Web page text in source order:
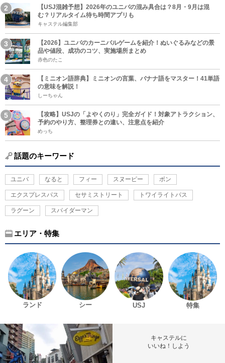
【USJ混雑予想】2026年のユニバの混み具合は？8月・9月は混
む？リアルタイム待ち時間アプリも
キャステル編集部
【2026】ユニバのカーニバルゲームを紹介！ぬいぐるみなどの景
品や値段、成功のコツ、実施場所まとめ
赤色のたこ
【ミニオン語辞典】ミニオンの言葉、バナナ語をマスター！41単語
の意味を解説！
しーちゃん
【攻略】USJの「よやくのり」完全ガイド！対象アトラクション、
予約のやり方、整理券との違い、注意点を紹介
めっち
話題のキーワード
ユニバ なると フィー スヌーピー ボン
エクスプレスパス セサミストリート トワイライトパス
ラグーン スパイダーマン
エリア・特集
ランド シー USJ 特集
キャステルに
いいね！しよう